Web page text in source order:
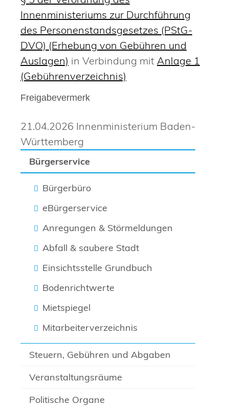
Bürgerservice
Bürgerbüro
eBürgerservice
Anregungen & Störmeldungen
Abfall & saubere Stadt
Einsichtsstelle Grundbuch
Bodenrichtwerte
Mietspiegel
Mitarbeiterverzeichnis
Steuern, Gebühren und Abgaben
Veranstaltungsräume
Politische Organe
Innenministeriums zur Durchführung
des Personenstandsgesetzes (PStG-
DVO) (Erhebung von Gebühren und
Auslagen) in Verbindung mit Anlage 1
(Gebührenverzeichnis)
Freigabevermerk
21.04.2026 Innenministerium Baden-
Württemberg